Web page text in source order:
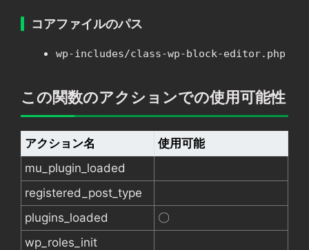
コアファイルのパス
wp-includes/class-wp-block-editor.php
この関数のアクションでの使用可能性
アクション名
使用可能
mu_plugin_loaded
registered_post_type
plugins_loaded
〇
wp_roles_init